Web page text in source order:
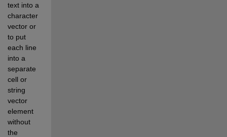
text into a
character
vector or
to put
each line
into a
separate
cell or
string
vector
element
without
the